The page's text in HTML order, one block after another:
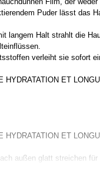
Puder lässt das
langem Halt strahlt die
verleiht sie sofort
HYDRATATION ET
HYDRATATION ET
außen glatt streichen